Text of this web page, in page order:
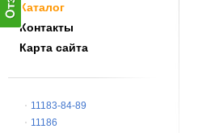
Каталог
Контакты
Карта сайта
11183-84-89
11186